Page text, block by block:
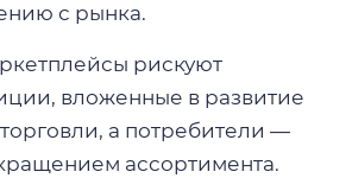
с рынка.
рискуют
вложенные в развитие
а потребители —
ассортимента.